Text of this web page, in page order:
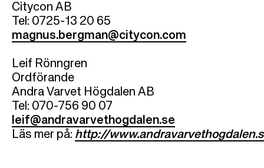
Citycon AB
Tel: 0725-13 20 65
magnus.bergman@citycon.com
Leif Rönngren
Ordförande
Andra Varvet Högdalen AB
Tel: 070-756 90 07
leif@andravarvethogdalen.se
Läs mer på: http://